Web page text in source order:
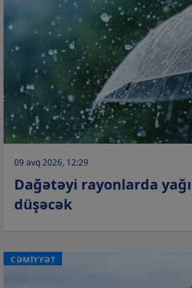
09 avq 2026, 12:29
Dağətəyi rayonlarda
düşəcək
CƏMİYYƏT